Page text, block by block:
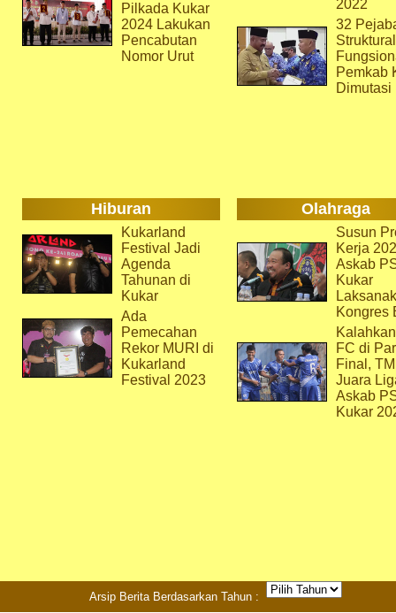
Pilkada Kukar
2024 Lakukan
Pencabutan
Nomor Urut
2022
32
Pemkab
Dimutasi
Hiburan Olahraga
Kukarland
Festival Jadi
Agenda
Tahunan di
Kukar
Ada
Pemecahan
Rekor MURI di
Kukarland
Festival 2023
Susun
Kerja
Askab
Kukar
Kongres
FC di
Final,
Juara
Askab
Kukar
Arsip Berita Berdasarkan Tahun :